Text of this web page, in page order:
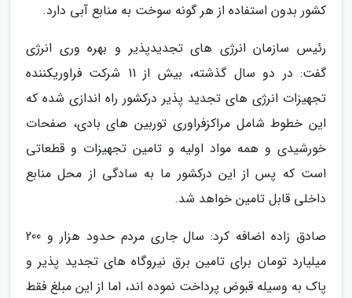
کشور بدون استفاده از هر گونه سوخت به منابع آبی دارد.
رئیس سازمان­ انرژی های تجدیدپذیر و بهره وری انرژی
گفت:­­ در دو سال گذشته، بیش از 11 شرکت فراوریکننده
تجهیزات انرژی های تجدید پذیر درکشور راه اندازی شده که
این خطوط شامل مراکز­فراوری توربین های بادی، صفحات
خورشیدی و همه ­مواد اولیه و تامین تجهیزات و قطعاتی
است که پس از این درکشور ما به سادگی­ از محل منابع
داخلی قابل تامین خواهد شد.
صادق زاده اضافه کرد: سال جاری مردم حدود هزار و 200
میلیارد تومان­­ برای تامین برق نیروگاه های تجدید پذیر و
پاک به وسیله قبوض پرداخت نموده اند­، اما از این مبلغ فقط